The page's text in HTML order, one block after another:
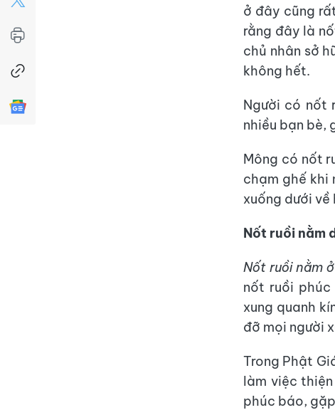
ở đây cũng
rằng đây là
chủ nhân sở
không hết.
Người có nốt
nhiều bạn bè,
Mông có nốt
chạm ghế khi
xuống dưới
Nốt ruồi nằm
Nốt ruồi nằm
nốt ruồi phúc
xung quanh
đỡ mọi người
Trong Phật
làm việc
phúc báo,